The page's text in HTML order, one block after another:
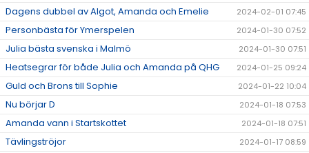
Dagens dubbel av Algot, Amanda och Emelie 2024-02-01 07:45
Personbästa för Ymerspelen 2024-01-30 07:52
Julia bästa svenska i Malmö 2024-01-30 07:51
Heatsegrar för både Julia och Amanda på QHG 2024-01-25 09:24
Guld och Brons till Sophie 2024-01-22 10:04
Nu börjar D 2024-01-18 07:53
Amanda vann i Startskottet 2024-01-18 07:51
Tävlingströjor 2024-01-17 08:59